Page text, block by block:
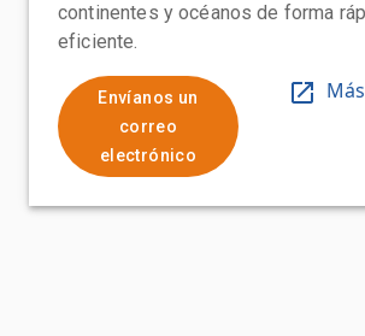
continentes y océanos de forma
eficiente.
Envíanos un
correo
electrónico